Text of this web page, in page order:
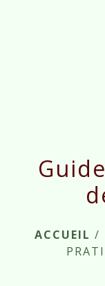
ACCUEIL /